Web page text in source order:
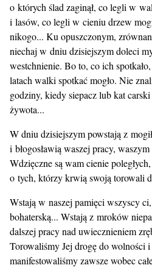
o których ślad zaginął, co legli w
i lasów, co legli w cieniu drzew
nikogo... Ku opuszczonym,
niechaj w dniu dzisiejszym doleci
westchnienie. Bo to, co ich
latach walki spotkać mogło. Nie
godziny, kiedy siepacz lub kat
żywota...
W dniu dzisiejszym powstają z
i błogosławią waszej pracy,
Wdzięczne są wam cienie
o tych, którzy krwią swoją torowali
Wstają w naszej pamięci wszyscy
bohaterską... Wstają z mroków
dalszej pracy nad uwiecznieniem
Torowaliśmy Jej drogę do wolności
manifestowaliśmy zawsze wobec